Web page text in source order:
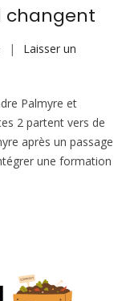
changent
Laisser un
Palmyre et
2 partent vers de
après un passage
une formation